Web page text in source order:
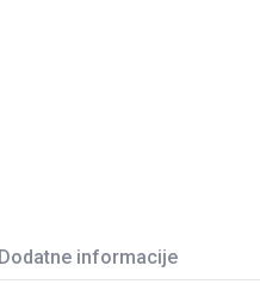
Dodatne informacije